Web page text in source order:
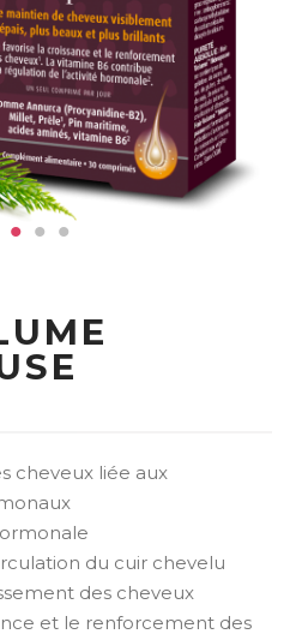
cheveux liée aux
du cuir chevelu
des cheveux
et le renforcement des